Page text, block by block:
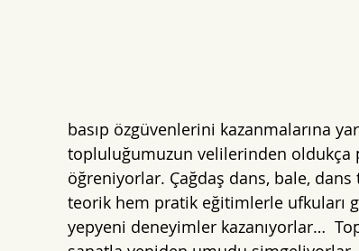
basıp özgüvenlerini kazanmalarına
topluluğumuzun velilerinden oldukça
öğreniyorlar. Çağdaş dans, bale,
teorik hem pratik eğitimlerle ufkuları
yepyeni deneyimler kazanıyorlar…